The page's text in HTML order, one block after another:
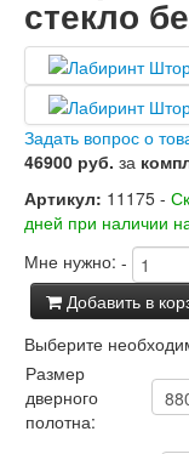
Двери
заказ
стекло
Задать вопрос о
46900 руб. за
Артикул: 11175 -
дней при наличии
Мне нужно: -
Добавить в
Выберите
Размер
дверного
полотна: